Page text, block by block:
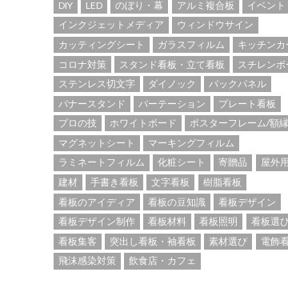
DIY LED のぼり・幕 アルミ複合板
イベント
インクジェットメディア
ウィンドウサイン
カッティングシート
ガラスフィルム
キッチンカ
コロナ対策
スタンド看板・立て看板
スチレンボ
ステンレス切文字
ダイノック
バックパネル
バナースタンド
パーテーション
プレート看板
プロの技
ホワイトボード
ポスターフレーム/額縁
マグネットシート
マーキングフィルム
ラミネートフィルム
化粧シート 寄贈品
屋外
建材
手書き看板 文字看板
樹脂看板
看板のアイディア
看板の豆知識
看板デザイン
看板デザイン制作
看板材料 看板照明
看板選
看板集客
突出し看板・袖看板 素材選び
電飾
飛沫感染対策
飲食店・カフェ